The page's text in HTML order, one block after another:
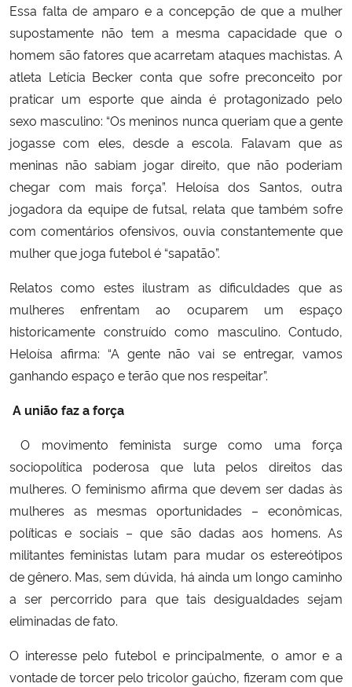
Essa falta de amparo e a concepção de que a mulher
supostamente não tem a mesma capacidade que o
homem são fatores que acarretam ataques machistas. A
atleta Letícia Becker conta que sofre preconceito por
praticar um esporte que ainda é protagonizado pelo
sexo masculino: “Os meninos nunca queriam que a gente
jogasse com eles, desde a escola. Falavam que as
meninas não sabiam jogar direito, que não poderiam
chegar com mais força”. Heloísa dos Santos, outra
jogadora da equipe de futsal, relata que também sofre
com comentários ofensivos, ouvia constantemente que
mulher que joga futebol é “sapatão”.
Relatos como estes ilustram as dificuldades que as
mulheres enfrentam ao ocuparem um espaço
historicamente construído como masculino. Contudo,
Heloísa afirma: “A gente não vai se entregar, vamos
ganhando espaço e terão que nos respeitar”.
A união faz a força
O movimento feminista surge como uma força
sociopolítica poderosa que luta pelos direitos das
mulheres. O feminismo afirma que devem ser dadas às
mulheres as mesmas oportunidades – econômicas,
políticas e sociais – que são dadas aos homens. As
militantes feministas lutam para mudar os estereótipos
de gênero. Mas, sem dúvida, há ainda um longo caminho
a ser percorrido para que tais desigualdades sejam
eliminadas de fato.
O interesse pelo futebol e principalmente, o amor e a
vontade de torcer pelo tricolor gaúcho, fizeram com que